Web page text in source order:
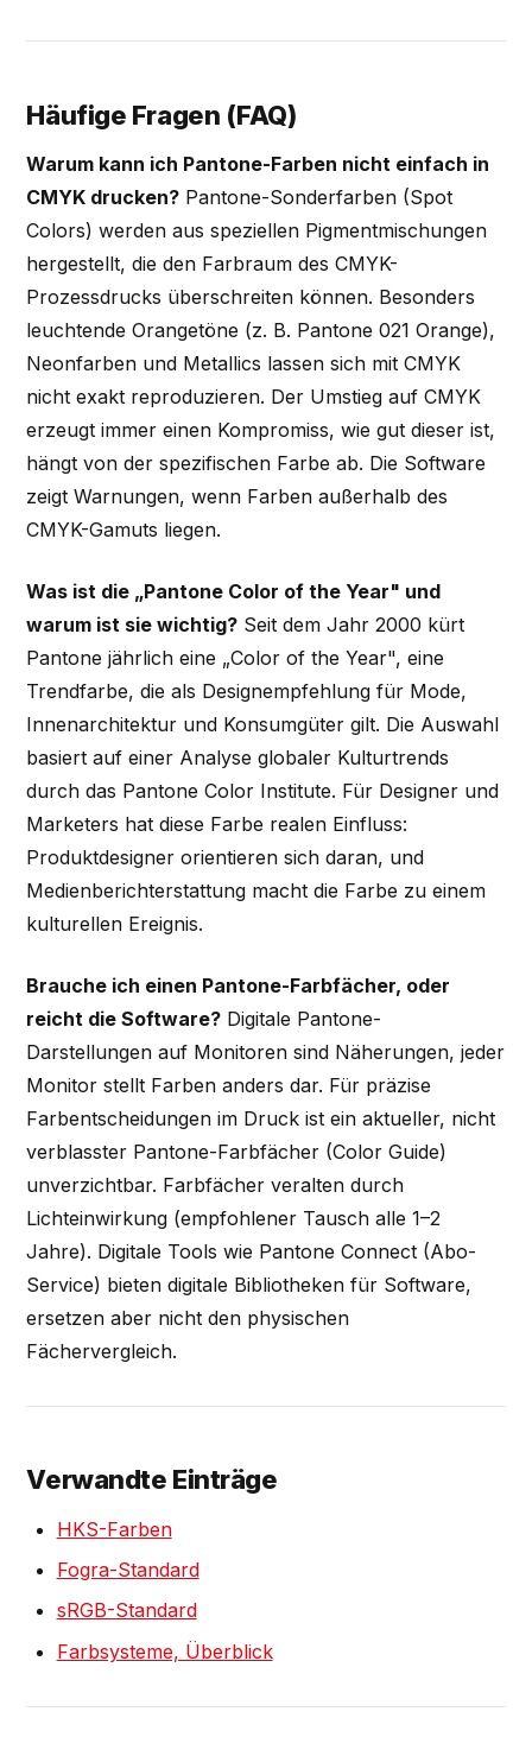
Häufige Fragen (FAQ)
Warum kann ich Pantone-Farben nicht einfach in
CMYK drucken? Pantone-Sonderfarben (Spot
Colors) werden aus speziellen Pigmentmischungen
hergestellt, die den Farbraum des CMYK-
Prozessdrucks überschreiten können. Besonders
leuchtende Orangetöne (z. B. Pantone 021 Orange),
Neonfarben und Metallics lassen sich mit CMYK
nicht exakt reproduzieren. Der Umstieg auf CMYK
erzeugt immer einen Kompromiss, wie gut dieser ist,
hängt von der spezifischen Farbe ab. Die Software
zeigt Warnungen, wenn Farben außerhalb des
CMYK-Gamuts liegen.
Was ist die „Pantone Color of the Year" und
warum ist sie wichtig? Seit dem Jahr 2000 kürt
Pantone jährlich eine „Color of the Year", eine
Trendfarbe, die als Designempfehlung für Mode,
Innenarchitektur und Konsumgüter gilt. Die Auswahl
basiert auf einer Analyse globaler Kulturtrends
durch das Pantone Color Institute. Für Designer und
Marketers hat diese Farbe realen Einfluss:
Produktdesigner orientieren sich daran, und
Medienberichterstattung macht die Farbe zu einem
kulturellen Ereignis.
Brauche ich einen Pantone-Farbfächer, oder
reicht die Software? Digitale Pantone-
Darstellungen auf Monitoren sind Näherungen, jeder
Monitor stellt Farben anders dar. Für präzise
Farbentscheidungen im Druck ist ein aktueller, nicht
verblasster Pantone-Farbfächer (Color Guide)
unverzichtbar. Farbfächer veralten durch
Lichteinwirkung (empfohlener Tausch alle 1–2
Jahre). Digitale Tools wie Pantone Connect (Abo-
Service) bieten digitale Bibliotheken für Software,
ersetzen aber nicht den physischen
Fächervergleich.
Verwandte Einträge
HKS-Farben
Fogra-Standard
sRGB-Standard
Farbsysteme, Überblick